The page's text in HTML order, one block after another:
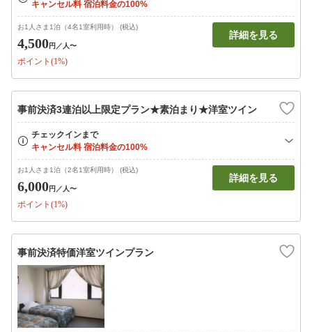
お1人さま1泊（4名1室利用時） (税込)
4,500円 ／人〜
ポイント(1%)
詳細を見る
事前決済3連泊以上限定プラン★素泊まり★洋室ツイン
お1人さま1泊（2名1室利用時） (税込)
6,000円 ／人〜
ポイント(1%)
詳細を見る
事前決済特価洋室ツインプラン